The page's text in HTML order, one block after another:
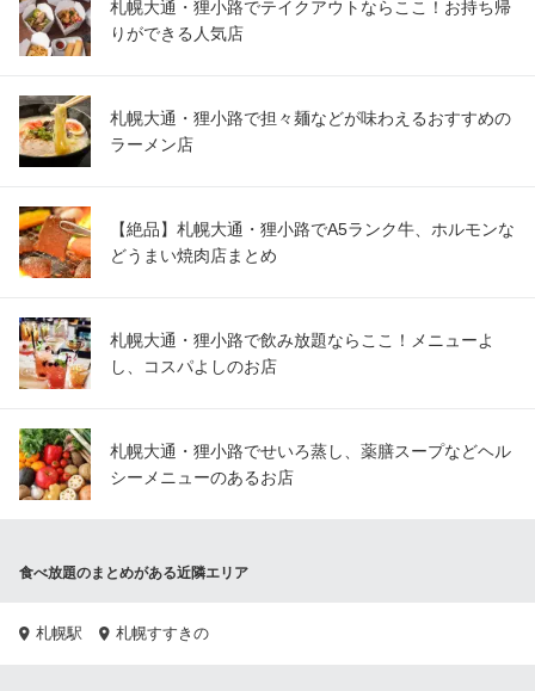
札幌大通・狸小路でテイクアウトならここ！お持ち帰
りができる人気店
札幌大通・狸小路で担々麺などが味わえるおすすめの
ラーメン店
【絶品】札幌大通・狸小路でA5ランク牛、ホルモンな
どうまい焼肉店まとめ
札幌大通・狸小路で飲み放題ならここ！メニューよ
し、コスパよしのお店
札幌大通・狸小路でせいろ蒸し、薬膳スープなどヘル
シーメニューのあるお店
食べ放題のまとめがある近隣エリア
札幌駅 札幌すすきの